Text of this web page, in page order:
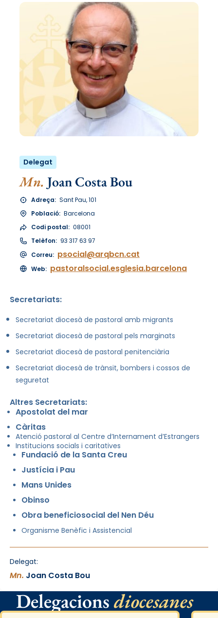
Delegat
Mn. Joan Costa Bou
Adreça: Sant Pau, 101
Població: Barcelona
Codi postal: 08001
Telèfon: 93 317 63 97
Correu: psocial@arqbcn.cat
Web: pastoralsocial.esglesia.barcelona
Secretariats:
Secretariat diocesà de pastoral amb migrants
Secretariat diocesà de pastoral pels marginats
Secretariat diocesà de pastoral penitenciària
Secretariat diocesà de trànsit, bombers i cossos de
seguretat
Altres Secretariats:
Apostolat del mar
Càritas
Atenció pastoral al Centre d’Internament d’Estrangers
Institucions socials i caritatives
Fundació de la Santa Creu
Justícia i Pau
Mans Unides
Obinso
Obra beneficiosocial del Nen Déu
Organisme Benèfic i Assistencial
Delegat:
Mn. Joan Costa Bou
Delegacionsdiocesanes